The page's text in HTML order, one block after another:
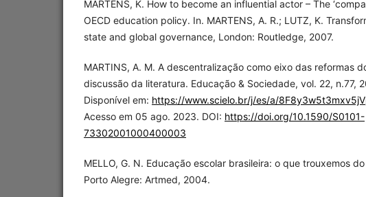
MARTENS, K. How to become an influential actor – The
OECD education policy. In. MARTENS, A. R.; LUTZ, K.
state and global governance, London: Routledge, 2007.
MARTINS, A. M. A descentralização como eixo das reformas
discussão da literatura. Educação & Sociedade, vol. 22, n.77,
Disponível em: https://www.scielo.br/j/es/a/
Acesso em 05 ago. 2023. DOI: https://doi.org/10.1590/S0101-
73302001000400003
MELLO, G. N. Educação escolar brasileira: o que trouxemos
Porto Alegre: Artmed, 2004.